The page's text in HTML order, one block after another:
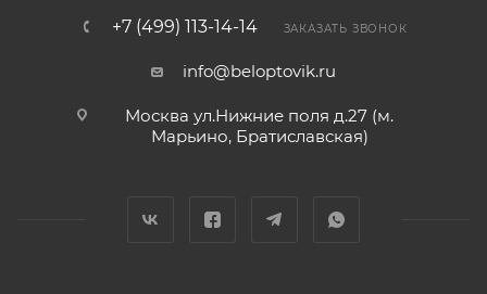
+7 (499) 113-14-14 ЗАКАЗАТЬ ЗВОНОК
info@beloptovik.ru
Москва ул.Нижние поля д.27 (м.
Марьино, Братиславская)